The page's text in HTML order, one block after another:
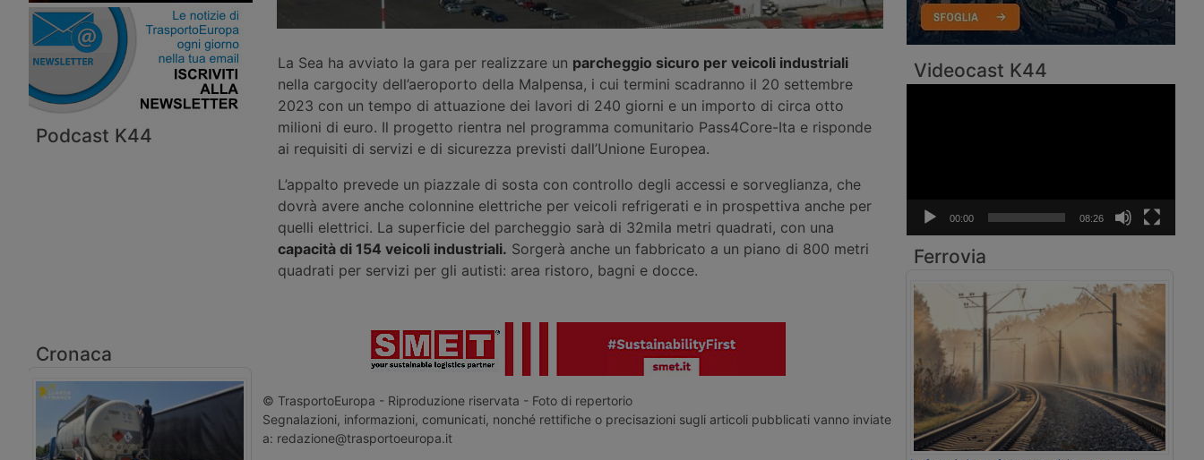
Podcast K44
Cronaca
La Sea ha avviato la gara per realizzare un parcheggio sicuro per veicoli industriali
nella cargocity dell’aeroporto della Malpensa, i cui termini scadranno il 20 settembre
2023 con un tempo di attuazione dei lavori di 240 giorni e un importo di circa otto
milioni di euro. Il progetto rientra nel programma comunitario Pass4Core-Ita e risponde
ai requisiti di servizi e di sicurezza previsti dall’Unione Europea.
L’appalto prevede un piazzale di sosta con controllo degli accessi e sorveglianza, che
dovrà avere anche colonnine elettriche per veicoli refrigerati e in prospettiva anche per
quelli elettrici. La superficie del parcheggio sarà di 32mila metri quadrati, con una
capacità di 154 veicoli industriali. Sorgerà anche un fabbricato a un piano di 800 metri
quadrati per servizi per gli autisti: area ristoro, bagni e docce.
© TrasportoEuropa - Riproduzione riservata - Foto di repertorio
Segnalazioni, informazioni, comunicati, nonché rettifiche o precisazioni sugli articoli pubblicati vanno inviate
a: redazione@trasportoeuropa.it
Videocast K44
00:00 08:26
Ferrovia